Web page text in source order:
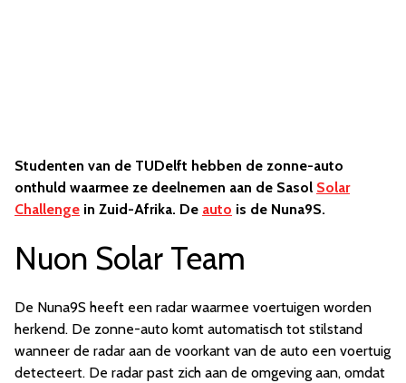
Studenten van de TUDelft hebben de zonne-auto
onthuld waarmee ze deelnemen aan de Sasol Solar
Challenge in Zuid-Afrika. De auto is de Nuna9S.
Nuon Solar Team
De Nuna9S heeft een radar waarmee voertuigen worden
herkend. De zonne-auto komt automatisch tot stilstand
wanneer de radar aan de voorkant van de auto een voertuig
detecteert. De radar past zich aan de omgeving aan, omdat